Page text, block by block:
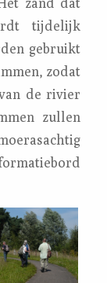
tijdelijk
gebruikt
zodat
de rivier
zullen